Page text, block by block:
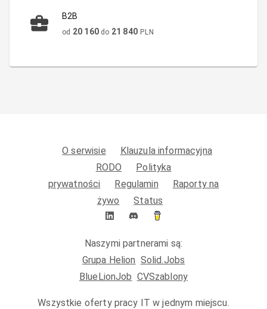
B2B
od 20 160 do 21 840 PLN
O serwisie
Klauzula informacyjna
RODO
Polityka
prywatności
Regulamin
Raporty na
żywo
Status
Naszymi partnerami są:
Grupa Helion Solid.Jobs
BlueLionJob CVSzablony
Wszystkie oferty pracy IT w jednym miejscu.